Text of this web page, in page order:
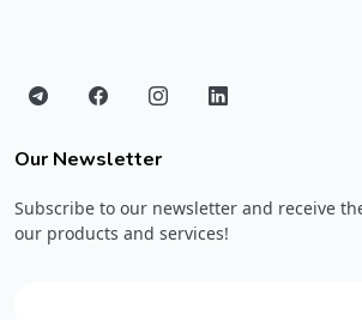
Our Newsletter
Subscribe to our newsletter and receive
our products and services!